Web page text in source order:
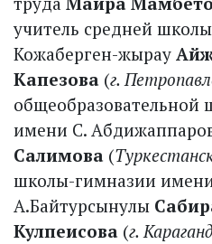
учитель средней
Кожаберген-жырау
Капезова (г.
общеобразовательной
имени С.
Салимова (
школы-гимназии
А.Байтурсынулы
Кулпеисова (г.